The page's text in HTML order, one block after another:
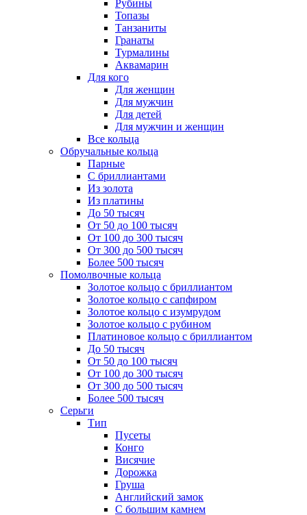
Рубины
Топазы
Танзаниты
Гранаты
Турмалины
Аквамарин
Для кого
Для женщин
Для мужчин
Для детей
Для мужчин и женщин
Все кольца
Обручальные кольца
Парные
С бриллиантами
Из золота
Из платины
До 50 тысяч
От 50 до 100 тысяч
От 100 до 300 тысяч
От 300 до 500 тысяч
Более 500 тысяч
Помолвочные кольца
Золотое кольцо с бриллиантом
Золотое кольцо с сапфиром
Золотое кольцо с изумрудом
Золотое кольцо с рубином
Платиновое кольцо с бриллиантом
До 50 тысяч
От 50 до 100 тысяч
От 100 до 300 тысяч
От 300 до 500 тысяч
Более 500 тысяч
Серьги
Тип
Пусеты
Конго
Висячие
Дорожка
Груша
Английский замок
С большим камнем